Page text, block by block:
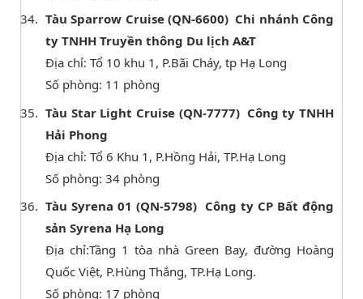
Tàu Sparrow Cruise (QN-6600) Chi nhánh Công
ty TNHH Truyền thông Du lịch A&T
Địa chỉ: Tổ 10 khu 1, P.Bãi Cháy, tp Hạ Long
Số phòng: 11 phòng
Tàu Star Light Cruise (QN-7777) Công ty TNHH
Hải Phong
Địa chỉ: Tổ 6 Khu 1, P.Hồng Hải, TP.Hạ Long
Số phòng: 34 phòng
Tàu Syrena 01 (QN-5798) Công ty CP Bất động
sản Syrena Hạ Long
Địa chỉ:Tầng 1 tòa nhà Green Bay, đường Hoàng
Quốc Việt, P.Hùng Thắng, TP.Hạ Long.
Số phòng: 17 phòng